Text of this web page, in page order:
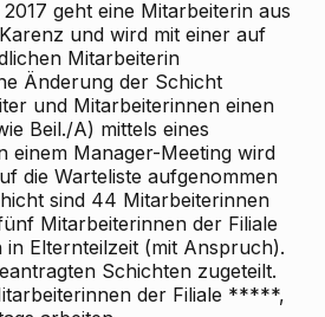
geht eine Mitarbeiterin aus
und wird mit einer auf
Mitarbeiterin
Änderung der Schicht
und Mitarbeiterinnen einen
Beil./A) mittels eines
einem Manager-Meeting wird
die Warteliste aufgenommen
sind 44 Mitarbeiterinnen
Mitarbeiterinnen der Filiale
Elternteilzeit (mit Anspruch).
Schichten zugeteilt.
der Filiale *****,